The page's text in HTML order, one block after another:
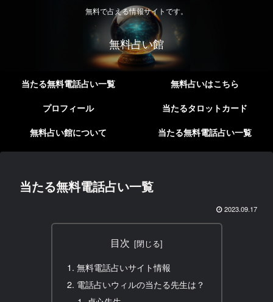
無料で占える情報サイトです。
無料占い館
当たる無料電話占い一覧
無料占いはこちら
プロフィール
当たるタロットカード
無料占い館について
当たる無料電話占い一覧
当たる無料電話占い一覧
2023.09.17
目次
無料電話占いサイト情報
電話占いウィルの当たる先生は？